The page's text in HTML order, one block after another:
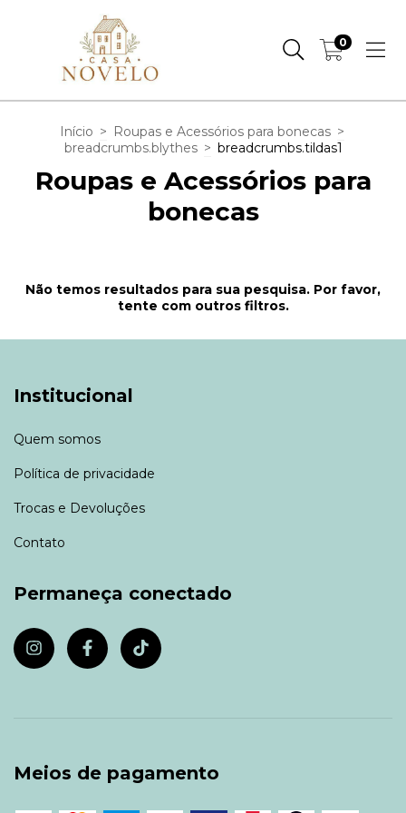
0
Início > Roupas e Acessórios para bonecas >
breadcrumbs.blythes > breadcrumbs.tildas1
Roupas e Acessórios para
bonecas
Não temos resultados para sua pesquisa. Por favor,
tente com outros filtros.
Institucional
Quem somos
Política de privacidade
Trocas e Devoluções
Contato
Permaneça conectado
Meios de pagamento